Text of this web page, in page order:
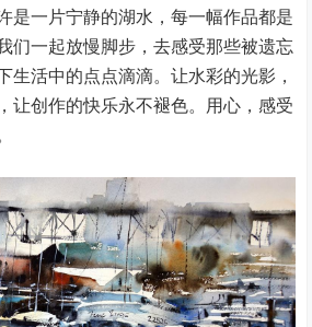
是一片宁静的湖水，每一幅作品都是
们一起放慢脚步，去感受那些被遗忘
生活中的点点滴滴。让水彩的光影，
让创作的快乐永不褪色。用心，感受